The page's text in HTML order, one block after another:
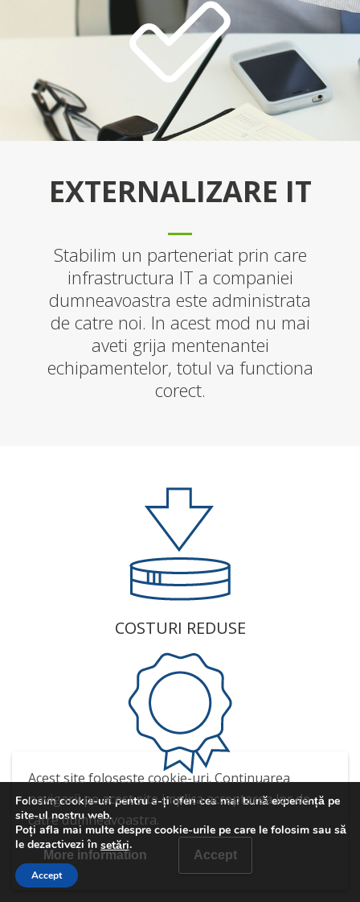
Acest site foloseste cookie-uri. Continuarea
navigarii pe acest site implica acceptarea lor de
catre dumneavoastra.
More information Accept
EXTERNALIZARE IT
Stabilim un parteneriat prin care
infrastructura IT a companiei
dumneavoastra este administrata
de catre noi. In acest mod nu mai
aveti grija mentenantei
echipamentelor, totul va functiona
corect.
COSTURI REDUSE
EXPERIENTA
Folosim cookie-uri pentru a-ți oferi cea mai bună experiență pe
site-ul nostru web.
Poți afla mai multe despre cookie-urile pe care le folosim sau să
le dezactivezi în setări.
Accept